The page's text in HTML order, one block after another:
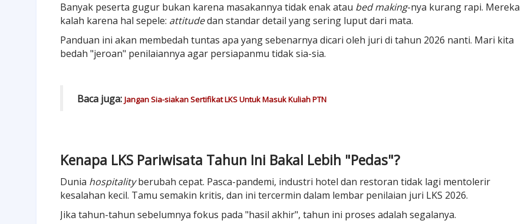
Banyak peserta gugur bukan karena masakannya tidak enak atau bed making-nya kurang rapi. Mereka
kalah karena hal sepele: attitudedan standar detail yang sering luput dari mata.
Panduan ini akan membedah tuntas apa yang sebenarnya dicari oleh juri di tahun 2026 nanti. Mari kita
bedah "jeroan" penilaiannya agar persiapanmu tidak sia-sia.
Baca juga: Jangan Sia-siakan Sertifikat LKS Untuk Masuk Kuliah PTN
Kenapa LKS Pariwisata Tahun Ini Bakal Lebih "Pedas"?
Dunia hospitalityberubah cepat. Pasca-pandemi, industri hotel dan restoran tidak lagi mentolerir
kesalahan kecil. Tamu semakin kritis, dan ini tercermin dalam lembar penilaian juri LKS 2026.
Jika tahun-tahun sebelumnya fokus pada "hasil akhir", tahun ini proses adalah segalanya.